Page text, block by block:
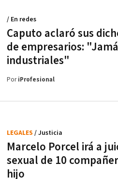
Caputo aclaró sus
de empresarios:
industriales"
/ En redes
PoriProfesional
Marcelo Porcel irá a
sexual de 10
hijo
LEGALES / Justicia